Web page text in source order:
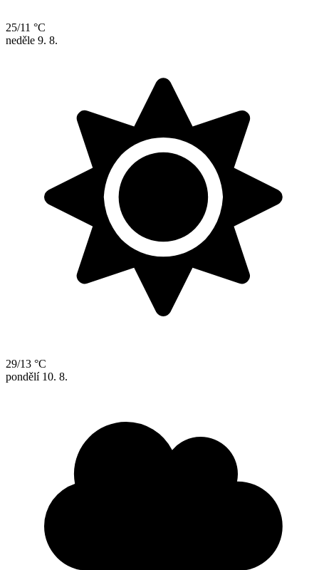
25/11 °C
neděle 9. 8.
29/13 °C
pondělí 10. 8.